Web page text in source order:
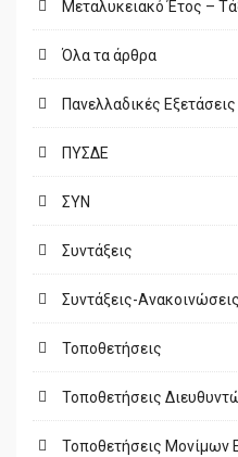
Μεταλυκειακό Έτος –
Όλα τα άρθρα
Πανελλαδικές Εξετάσεις
ΠΥΣΔΕ
ΣΥΝ
Συντάξεις
Συντάξεις-Ανακοινώσεις
Τοποθετήσεις
Τοποθετήσεις
Τοποθετήσεις Μονίμων